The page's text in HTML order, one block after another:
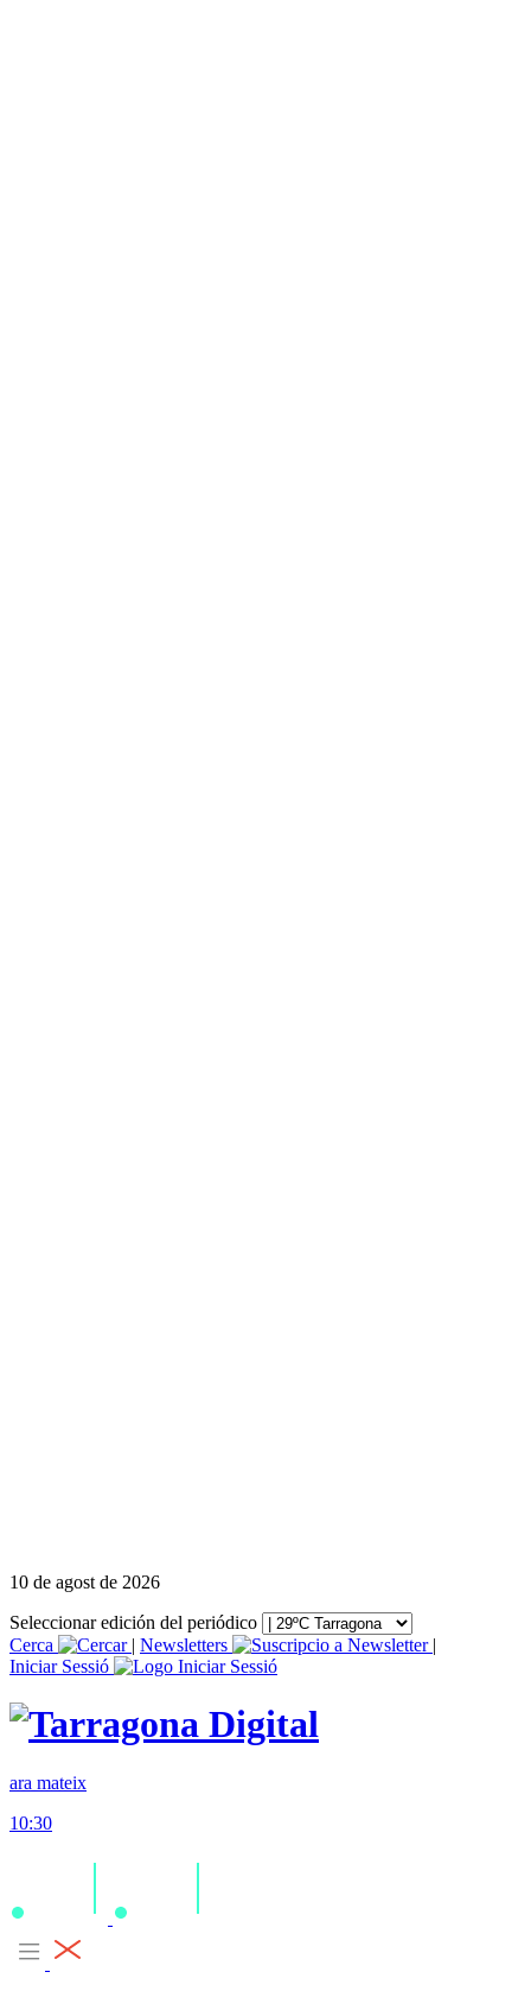
10 de agost de 2026
Seleccionar edición del periódico
Cerca
| Newsletters
|
Iniciar Sessió
ara mateix
10:30